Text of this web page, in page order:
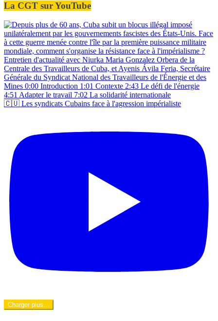
La CGT sur YouTube
🇨🇺 Les syndicats Cubains face à l'agression impérialiste
Charger plus…